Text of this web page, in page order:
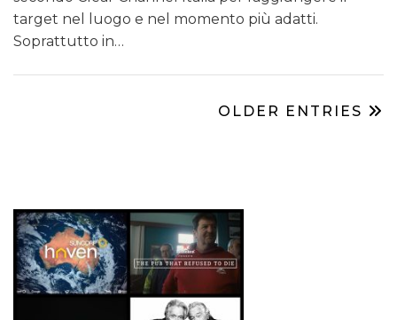
target nel luogo e nel momento più adatti.
Soprattutto in…
OLDER ENTRIES